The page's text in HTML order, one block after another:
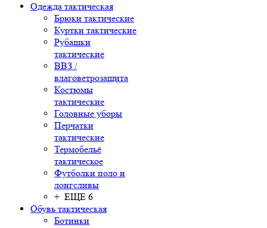
Одежда тактическая
Брюки тактические
Куртки тактические
Рубашки
тактические
ВВЗ /
влаговетрозащита
Костюмы
тактические
Головные уборы
Перчатки
тактические
Термобельё
тактическое
Футболки поло и
лонгсливы
+ ЕЩЕ 6
Обувь тактическая
Ботинки